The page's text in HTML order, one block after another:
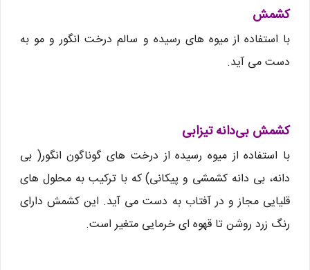
کشمش
با استفاده از میوه های رسیده و سالم درخت انگور و مو به
دست می آید.
کشمش بی‌دانه تیزابی
با استفاده از میوه رسیده از درخت های گوناگون انگور( بی
دانه، بی دانه کشمشی و پیکانی) که با ترکیب به محلول های
قلیایی مجاز و در آفتاب به دست می آید. این کشمش دارای
رنگ زرد روشن تا قهوه ای خرمایی متغیر است.